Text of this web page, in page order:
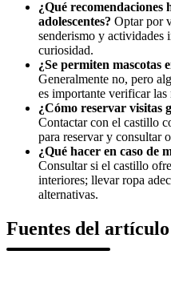
¿Qué recomendaciones
adolescentes? Optar por
senderismo y actividades
curiosidad.
¿Se permiten mascotas
Generalmente no, pero
es importante verificar las
¿Cómo reservar visitas
Contactar con el castillo
para reservar y consultar
¿Qué hacer en caso de
Consultar si el castillo
interiores; llevar ropa
alternativas.
Fuentes del